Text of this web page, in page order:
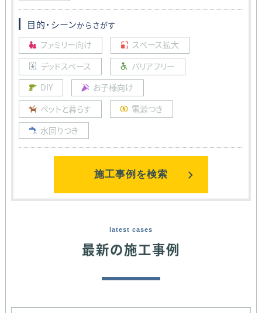
目的・シーンからさがす
ファミリー向け
スペース拡大
デッドスペース
バリアフリー
DIY
お子様向け
ペットと暮らす
電源つき
水回りつき
施工事例を検索
latest cases
最新の施工事例